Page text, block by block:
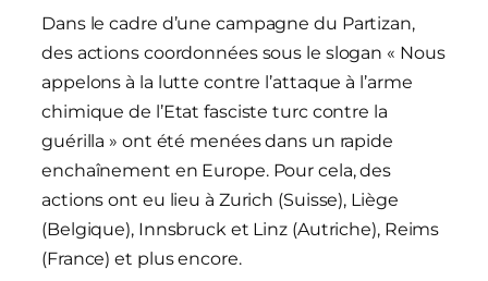
Dans le cadre d’une campagne du Partizan,
des actions coordonnées sous le slogan « Nous
appelons à la lutte contre l’attaque à l’arme
chimique de l’Etat fasciste turc contre la
guérilla » ont été menées dans un rapide
enchaînement en Europe. Pour cela, des
actions ont eu lieu à Zurich (Suisse), Liège
(Belgique), Innsbruck et Linz (Autriche), Reims
(France) et plus encore.